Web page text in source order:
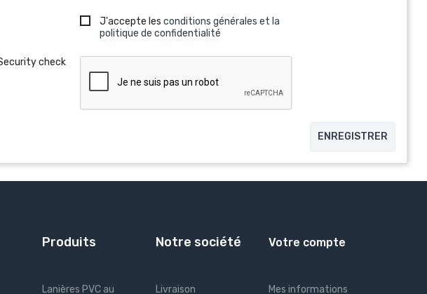
J'accepte lesconditions générales et la
politique de confidentialité
check
ENREGISTRER
Produits
Lanières PVC au
Notre société
Livraison
Votre compte
Mes informations